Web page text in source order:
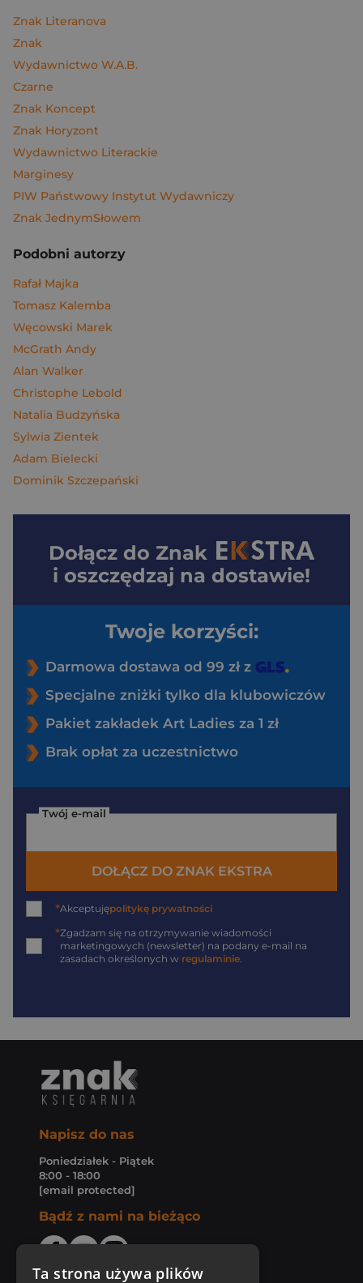
Znak Literanova
Znak
Wydawnictwo W.A.B.
Czarne
Znak Koncept
Znak Horyzont
Wydawnictwo Literackie
Marginesy
PIW Państwowy Instytut Wydawniczy
Znak JednymSłowem
Podobni autorzy
Rafał Majka
Tomasz Kalemba
Węcowski Marek
McGrath Andy
Alan Walker
Christophe Lebold
Natalia Budzyńska
Sylwia Zientek
Adam Bielecki
Dominik Szczepański
Dołącz do Znak
i oszczędzaj na dostawie!
Twoje korzyści:
Darmowa dostawa od 99 zł z
Specjalne zniżki tylko dla klubowiczów
Pakiet zakładek Art Ladies za 1 zł
Brak opłat za uczestnictwo
Twój e-mail
DOŁĄCZ DO ZNAK EKSTRA
*Akceptujępolitykę prywatności
*Zgadzam się na otrzymywanie wiadomości
marketingowych (newsletter) na podany e-mail na
zasadach określonych w regulaminie.
Napisz do nas
Poniedziałek - Piątek
8:00 - 18:00
[email protected]
Bądź z nami na bieżąco
Ta strona używa plików